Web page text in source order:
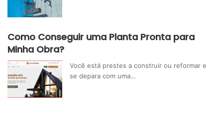
Como Conseguir uma Planta Pronta para
Minha Obra?
Você está prestes a construir ou reformar e
se depara com uma…